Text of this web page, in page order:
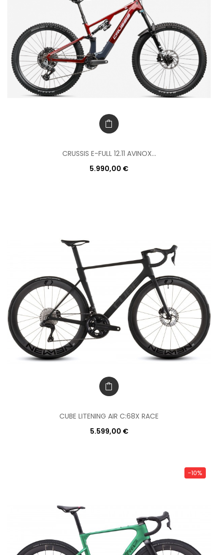
CRUSSIS E-FULL 12.11 AVINOX...
5.990,00 €
CUBE LITENING AIR C:68X RACE
5.599,00 €
-10%